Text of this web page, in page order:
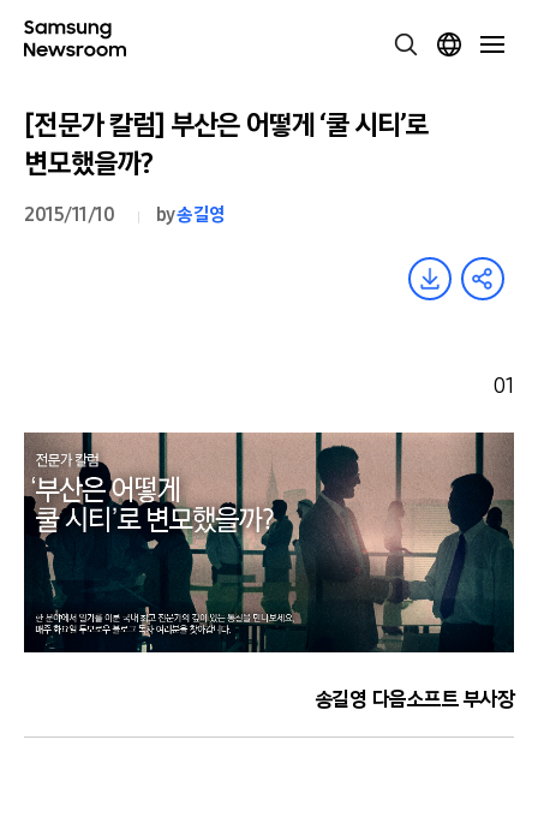
[전문가 칼럼] 부산은 어떻게 ‘쿨 시티’로
변모했을까?
2015/11/10 by송길영
01
송길영 다음소프트 부사장